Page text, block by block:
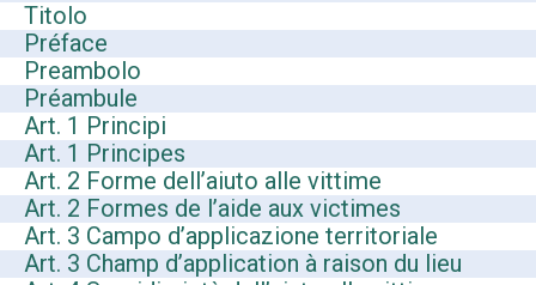
Titolo
Préface
Preambolo
Préambule
Art. 1 Principi
Art. 1 Principes
Art. 2 Forme dell’aiuto alle vittime
Art. 2 Formes de l’aide aux victimes
Art. 3 Campo d’applicazione territoriale
Art. 3 Champ d’application à raison du lieu